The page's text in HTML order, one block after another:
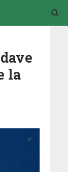
la